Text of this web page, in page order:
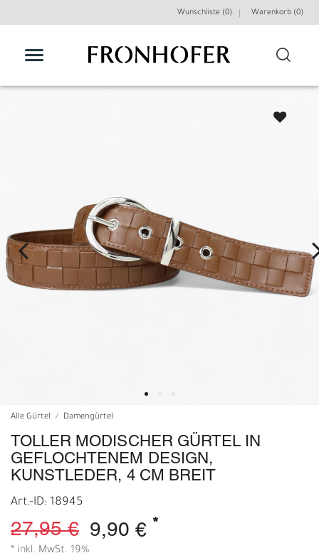
Wunschliste (0) Warenkorb (0)
Alle Gürtel Damengürtel
TOLLER MODISCHER GÜRTEL IN
GEFLOCHTENEM DESIGN,
KUNSTLEDER, 4 CM BREIT
Art.-ID: 18945
27,95 € 9,90 € *
* inkl. MwSt. 19%